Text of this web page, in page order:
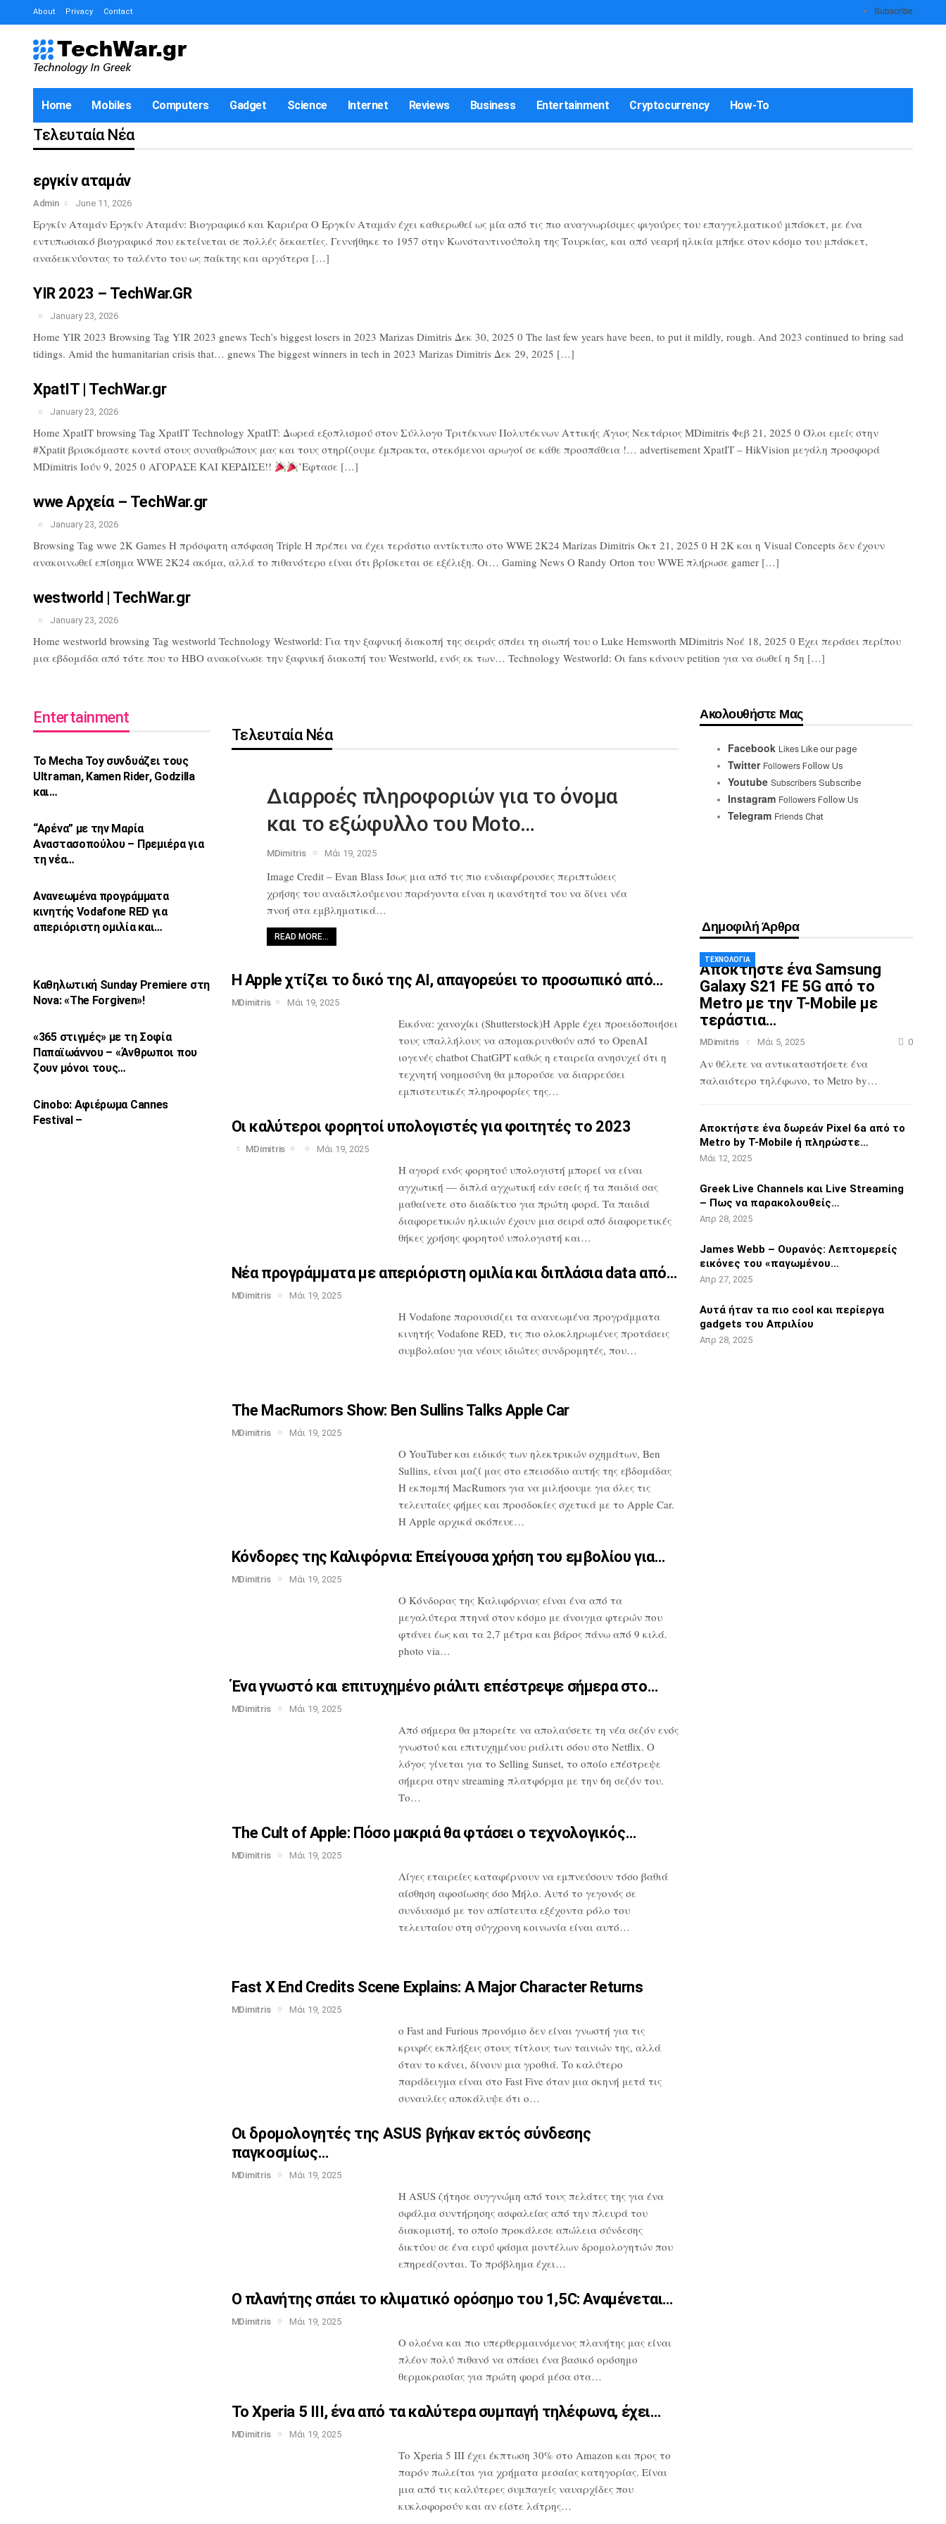
Subscribe
About Privacy Contact
Home Mobiles Computers Gadget Science Internet Reviews Business Entertainment Cryptocurrency How-To
Τελευταία Νέα
εργκίν αταμάν
Admin June 11, 2026
Εργκίν Αταμάν Εργκίν Αταμάν: Βιογραφικό και Καριέρα Ο Εργκίν Αταμάν έχει καθιερωθεί ως μία από τις πιο αναγνωρίσιμες φιγούρες του επαγγελματικού μπάσκετ, με ένα
εντυπωσιακό βιογραφικό που εκτείνεται σε πολλές δεκαετίες. Γεννήθηκε το 1957 στην Κωνσταντινούπολη της Τουρκίας, και από νεαρή ηλικία μπήκε στον κόσμο του μπάσκετ,
αναδεικνύοντας το ταλέντο του ως παίκτης και αργότερα […]
YIR 2023 – TechWar.GR
January 23, 2026
Home YIR 2023 Browsing Tag YIR 2023 gnews Tech’s biggest losers in 2023 Marizas Dimitris Δεκ 30, 2025 0 The last few years have been, to put it mildly, rough. And 2023 continued to bring sad
tidings. Amid the humanitarian crisis that… gnews The biggest winners in tech in 2023 Marizas Dimitris Δεκ 29, 2025 […]
XpatIT | TechWar.gr
January 23, 2026
Home XpatIT browsing Tag XpatIT Technology XpatIT: Δωρεά εξοπλισμού στον Σύλλογο Τριτέκνων Πολυτέκνων Αττικής Άγιος Νεκτάριος MDimitris Φεβ 21, 2025 0 Όλοι εμείς στην
#Xpatit βρισκόμαστε κοντά στους συναθρώπους μας και τους στηρίζουμε έμπρακτα, στεκόμενοι αρωγοί σε κάθε προσπάθεια !… advertisement XpatIT – HikVision μεγάλη προσφορά
MDimitris Ιούν 9, 2025 0 ΑΓΟΡΑΣΕ ΚΑΙ ΚΕΡΔΙΣΕ!!
’Εφτασε […]
wwe Αρχεία – TechWar.gr
January 23, 2026
Browsing Tag wwe 2K Games Η πρόσφατη απόφαση Triple H πρέπει να έχει τεράστιο αντίκτυπο στο WWE 2K24 Marizas Dimitris Οκτ 21, 2025 0 Η 2K και η Visual Concepts δεν έχουν
ανακοινωθεί επίσημα WWE 2K24 ακόμα, αλλά το πιθανότερο είναι ότι βρίσκεται σε εξέλιξη. Οι… Gaming News Ο Randy Orton του WWE πλήρωσε gamer […]
westworld | TechWar.gr
January 23, 2026
Home westworld browsing Tag westworld Technology Westworld: Για την ξαφνική διακοπή της σειράς σπάει τη σιωπή του ο Luke Hemsworth MDimitris Νοέ 18, 2025 0 Έχει περάσει περίπου
μια εβδομάδα από τότε που το HBO ανακοίνωσε την ξαφνική διακοπή του Westworld, ενός εκ των… Technology Westworld: Οι fans κάνουν petition για να σωθεί η 5η […]
Entertainment
Το Mecha Toy συνδυάζει τους
Ultraman,Kamen Rider, Godzilla
και…
“Αρένα” με την Μαρία
Αναστασοπούλου – Πρεμιέρα για
τη νέα…
Ανανεωμένα προγράμματα
κινητής Vodafone RED για
απεριόριστη ομιλία και…
Καθηλωτική Sunday Premiere στη
Nova: «The Forgiven»!
«365 στιγμές» με τη Σοφία
Παπαϊωάννου – «Άνθρωποι που
ζουν μόνοι τους…
Cinobo: Αφιέρωμα Cannes
Festival –
Τελευταία Νέα
Διαρροές πληροφοριών για το όνομα
και το εξώφυλλο του Moto…
MDimitris Μάι 19, 2025
Image Credit – Evan Blass Ίσως μια από τις πιο ενδιαφέρουσες περιπτώσεις
χρήσης του αναδιπλούμενου παράγοντα είναι η ικανότητά του να δίνει νέα
πνοή στα εμβληματικά…
READ MORE…
Η Apple χτίζει το δικό της AI,απαγορεύει το προσωπικό από…
MDimitris Μάι 19, 2025
Εικόνα: χανοχίκι (Shutterstock)Η Appleέχει προειδοποιήσει
τους υπαλλήλους νααπομακρυνθούν από το OpenAI
ιογενέςchatbot ChatGPT καθώς η εταιρείαανησυχεί ότι η
τεχνητή νοημοσύνη θαμπορούσε να διαρρεύσει
εμπιστευτικέςπληροφορίες της…
Οι καλύτεροι φορητοί υπολογιστές γιαφοιτητές το 2023
MDimitris Μάι 19, 2025
Η αγορά ενός φορητού υπολογιστή μπορεί να είναι
αγχωτική — διπλά αγχωτική εάνεσείς ή τα παιδιά σας
μαθαίνετε στο διαδίκτυο για πρώτη φορά. Τα παιδιά
διαφορετικών ηλικιών έχουν μια σειρά από διαφορετικές
θήκες χρήσης φορητούυπολογιστή και…
Νέα προγράμματα με απεριόριστη ομιλίακαι διπλάσια data από…
MDimitris Μάι 19, 2025
H Vodafone παρουσιάζει τα ανανεωμέναπρογράμματα
κινητής Vodafone RED, τιςπιο ολοκληρωμένες προτάσεις
συμβολαίουγια νέους ιδιώτες συνδρομητές, που…
The MacRumors Show: Ben Sullins Talks Apple Car
MDimitris Μάι 19, 2025
Ο YouTuber και ειδικός των ηλεκτρικώνοχημάτων, Ben
Sullins, είναι μαζί μαςστο επεισόδιο αυτής της εβδομάδας
Ηεκπομπή MacRumors για να μιλήσουμε γιαόλες τις
τελευταίες φήμες και προσδοκίεςσχετικά με το Apple Car.
Η Apple αρχικάσκόπευε…
Κόνδορες της Καλιφόρνια: Επείγουσαχρήση του εμβολίου για…
MDimitris Μάι 19, 2025
Ο Κόνδορας της Καλιφόρνιας είναι ένα από τα
μεγαλύτερα πτηνά στον κόσμο μεάνοιγμα φτερών που
φτάνει έως και τα 2,7 μέτρα και βάρος πάνω από 9 κιλά.
photo via…
Ένα γνωστό και επιτυχημένο ριάλιτι επέστρεψε σήμερα στο…
MDimitris Μάι 19, 2025
Από σήμερα θα μπορείτε να απολαύσετε τη νέα σεζόν ενός
γνωστού και επιτυχημένουριάλιτι σόου στο Netflix. Ο
λόγοςγίνεται για το Selling Sunset, το οποίο επέστρεψε
σήμερα στην streaming πλατφόρμα με την 6η σεζόν του.
Το…
The Cult of Apple: Πόσο μακριά θαφτάσει ο τεχνολογικός…
MDimitris Μάι 19, 2025
Λίγες εταιρείες καταφέρνουν ναεμπνεύσουν τόσο βαθιά
αίσθηση αφοσίωσηςόσο Μήλο. Αυτό το γεγονός σε
συνδυασμό με τον απίστευτα εξέχοντα ρόλο του
τελευταίου στη σύγχρονη κοινωνία είναι αυτό…
Fast X End Credits Scene Explains: AMajor Character Returns
MDimitris Μάι 19, 2025
ο Fast and Furious προνόμιο δεν είναι γνωστή για τις
κρυφές εκπλήξεις στουςτίτλους των ταινιών της, αλλά
όταν το κάνει, δίνουν μια γροθιά. Το καλύτερο
παράδειγμα είναι στο Fast Five όταν μιασκηνή μετά τις
συναυλίες αποκάλυψε ότι ο…
Οι δρομολογητές της ASUS βγήκαν εκτός σύνδεσης
παγκοσμίως…
MDimitris Μάι 19, 2025
Η ASUS ζήτησε συγγνώμη από τους πελάτεςτης για ένα
σφάλμα συντήρησης ασφαλείαςαπό την πλευρά του
διακομιστή, το οποίο προκάλεσε απώλεια σύνδεσης
δικτύου σεένα ευρύ φάσμα μοντέλων δρομολογητών που
επηρεάζονται. Το πρόβλημα έχει…
Ο πλανήτης σπάει το κλιματικό ορόσημο του 1,5C: Αναμένεται…
MDimitris Μάι 19, 2025
O ολοένα και πιο υπερθερμαινόμενος πλανήτης μαςείναι
πλέον πολύ πιθανό να σπάσει έναβασικό ορόσημο
θερμοκρασίας για πρώτη φορά μέσα στα…
Το Xperia 5 III, ένα από τα καλύτερασυμπαγή τηλέφωνα, έχει…
MDimitris Μάι 19, 2025
Το Xperia 5 III έχει έκπτωση 30% στο Amazon και προς το
παρόν πωλείται γιαχρήματα μεσαίας κατηγορίας. Είναι
μιααπό τις καλύτερες συμπαγείς ναυαρχίδεςπου
κυκλοφορούν και αν είστε λάτρης…
Ακολουθήστε Μας
Facebook Likes Like our page
Twitter Followers Follow Us
Youtube Subscribers Subscribe
Instagram Followers Follow Us
Telegram Friends Chat
Δημοφιλή Άρθρα
ΤΕΧΝΟΛΟΓΊΑ
Αποκτήστε ένα Samsung
Galaxy S21 FE 5G από το
Metro με την T-Mobile με
τεράστια…
MDimitris Μάι 5, 2025 0
Αν θέλετε να αντικαταστήσετε ένα
παλαιότερο τηλέφωνο, το Metro by…
Αποκτήστε ένα δωρεάν Pixel 6a από το
Metro by T-Mobile ή πληρώστε…
Μάι 12, 2025
Greek Live Channels και Live Streaming
– Πως να παρακολουθείς…
Απρ 28, 2025
James Webb – Ουρανός: Λεπτομερείς
εικόνες του «παγωμένου…
Απρ 27, 2025
Αυτά ήταν τα πιο cool και περίεργα
gadgets του Απριλίου
Απρ 28, 2025